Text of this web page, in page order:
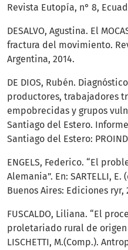
Revista Eutopía, n° 8,
DESALVO, Agustina. El
fractura del movimiento.
Argentina, 2014.
DE DIOS, Rubén.
productores, trabajadores
empobrecidas y grupos
Santiago del Estero.
Santiago del Estero:
ENGELS, Federico. “El
Alemania”. En: SARTELLI,
Buenos Aires: Ediciones ryr,
FUSCALDO, Liliana. “El
proletariado rural de origen
LISCHETTI, M.(Comp.).